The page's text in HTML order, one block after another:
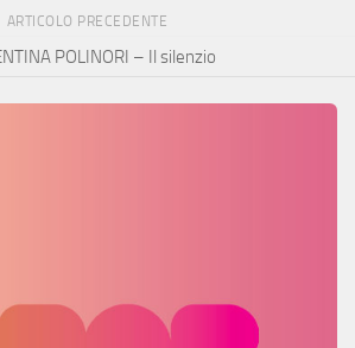
ARTICOLO PRECEDENTE
POLINORI – Il silenzio